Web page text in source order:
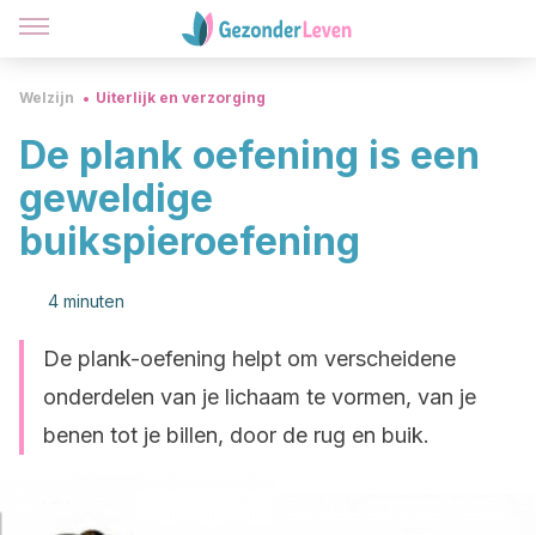
Welzijn Uiterlijk en verzorging
De plank oefening is een
geweldige
buikspieroefening
4 minuten
De plank-oefening helpt om verscheidene
onderdelen van je lichaam te vormen, van je
benen tot je billen, door de rug en buik.